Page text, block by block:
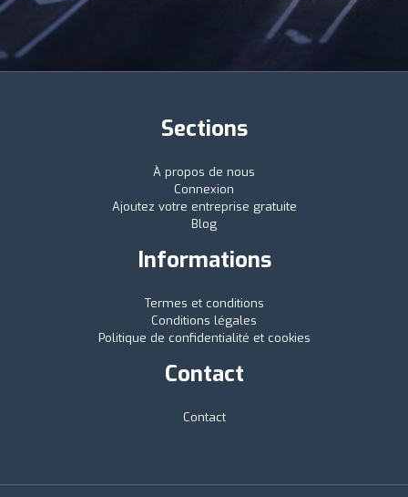
Sections
À propos de nous
Connexion
Ajoutez votre entreprise gratuite
Blog
Informations
Termes et conditions
Conditions légales
Politique de confidentialité et cookies
Contact
Contact